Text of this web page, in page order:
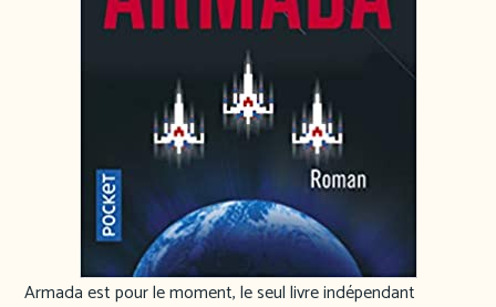
Armada est pour le moment, le seul livre indépendant